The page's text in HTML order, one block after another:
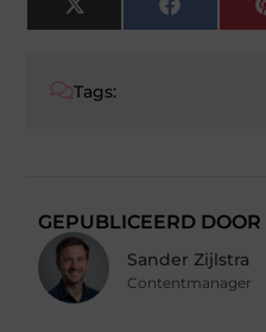
X
(Twitter)
Facebook
Tags:
GEPUBLICEERD DOOR
Sander Zijlstra
Contentmanager